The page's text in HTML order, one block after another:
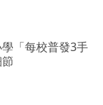
「每校普發3手